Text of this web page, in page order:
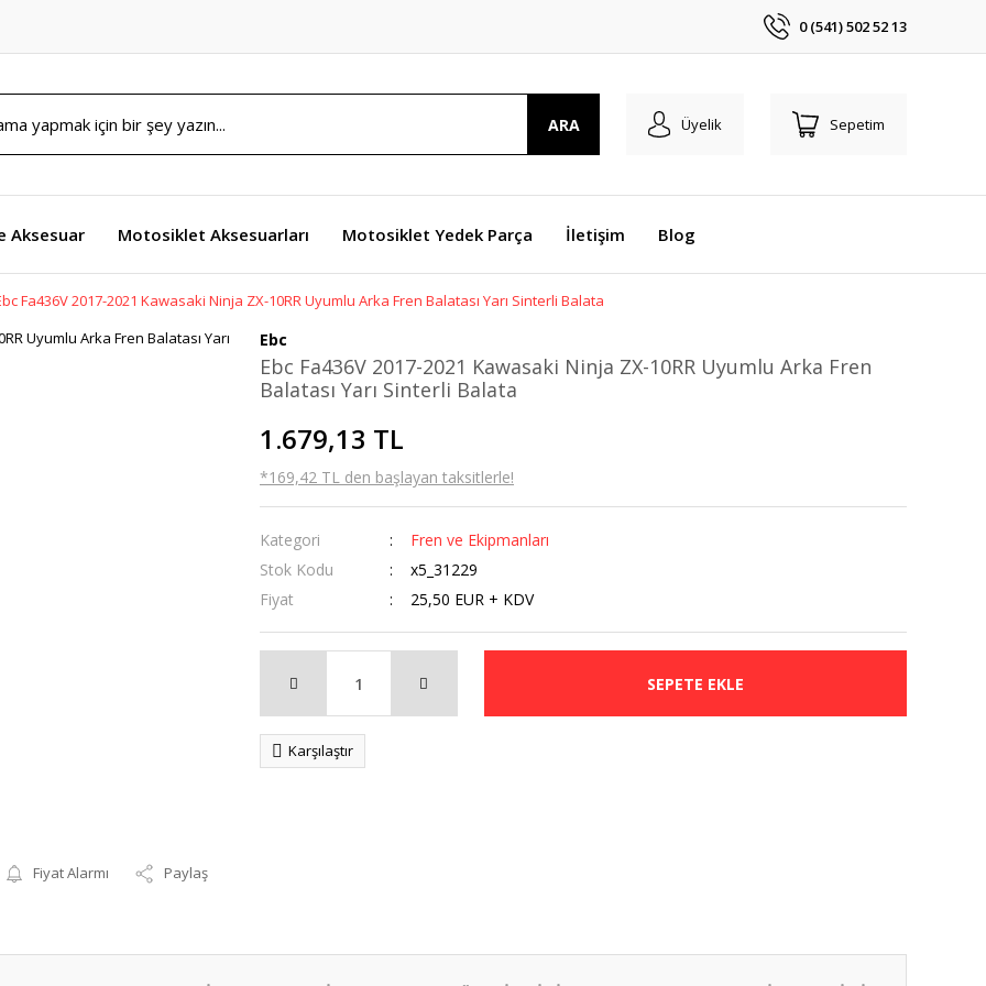
0 (541) 502 52 13
ARA Üyelik Sepetim
Aksesuar Motosiklet Aksesuarları Motosiklet Yedek Parça İletişim Blog
Fa436V 2017-2021 Kawasaki Ninja ZX-10RR Uyumlu Arka Fren Balatası Yarı Sinterli Balata
Fiyat Alarmı Paylaş
Ebc
Ebc Fa436V 2017-2021 Kawasaki Ninja ZX-10RR Uyumlu Arka Fren
Balatası Yarı Sinterli Balata
1.679,13 TL
*169,42 TL den başlayan taksitlerle!
Kategori
Fren ve Ekipmanları
Stok Kodu
x5_31229
Fiyat
25,50 EUR + KDV
SEPETE EKLE
Karşılaştır